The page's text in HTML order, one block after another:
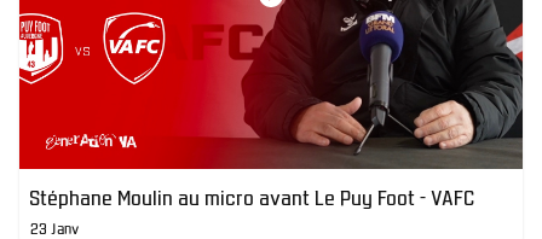
Stéphane Moulin au micro avant Le Puy Foot - VAFC
23 Janv